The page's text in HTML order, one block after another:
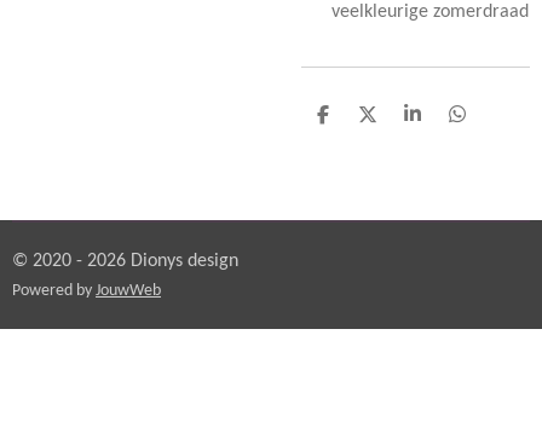
veelkleurige zomerdraad
D
D
S
D
© 2020 - 2026 Dionys design
Powered by JouwWeb